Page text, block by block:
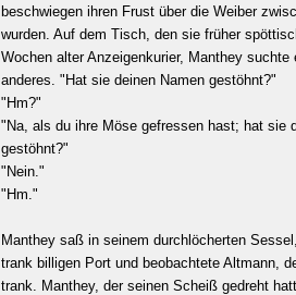
beschwiegen ihren Frust über die Weiber
wurden. Auf dem Tisch, den sie früher
Wochen alter Anzeigenkurier, Manthey suchte
anderes. "Hat sie deinen Namen gestöhnt?"
"Hm?"
"Na, als du ihre Möse gefressen hast; hat sie
gestöhnt?"
"Nein."
"Hm."
Manthey saß in seinem durchlöcherten
trank billigen Port und beobachtete Altmann,
trank. Manthey, der seinen Scheiß gedreht